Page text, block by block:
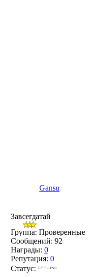
Gansu
Завсегдатай
Группа: Проверенные
Сообщений: 92
Награды: 0
Репутация: 0
Статус: